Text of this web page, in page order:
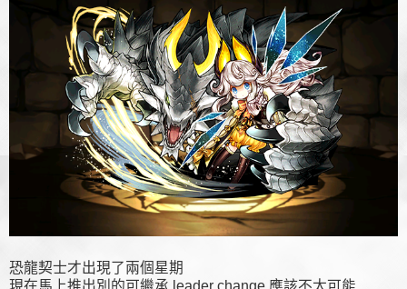
恐龍契士才出現了兩個星期
現在馬上推出別的可繼承 leader change 應該不太可能